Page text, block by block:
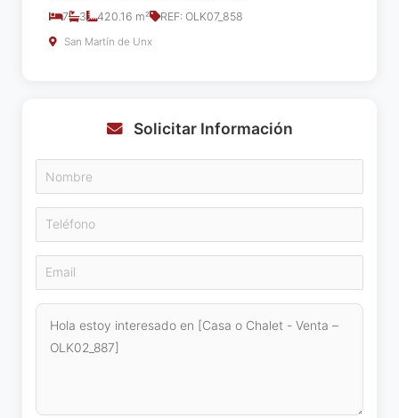
7 3 420.16 m² REF: OLK07_858
San Martín de Unx
Solicitar Información